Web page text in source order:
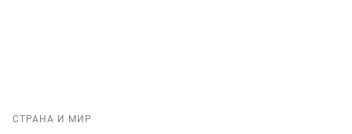
СТРАНА И МИР